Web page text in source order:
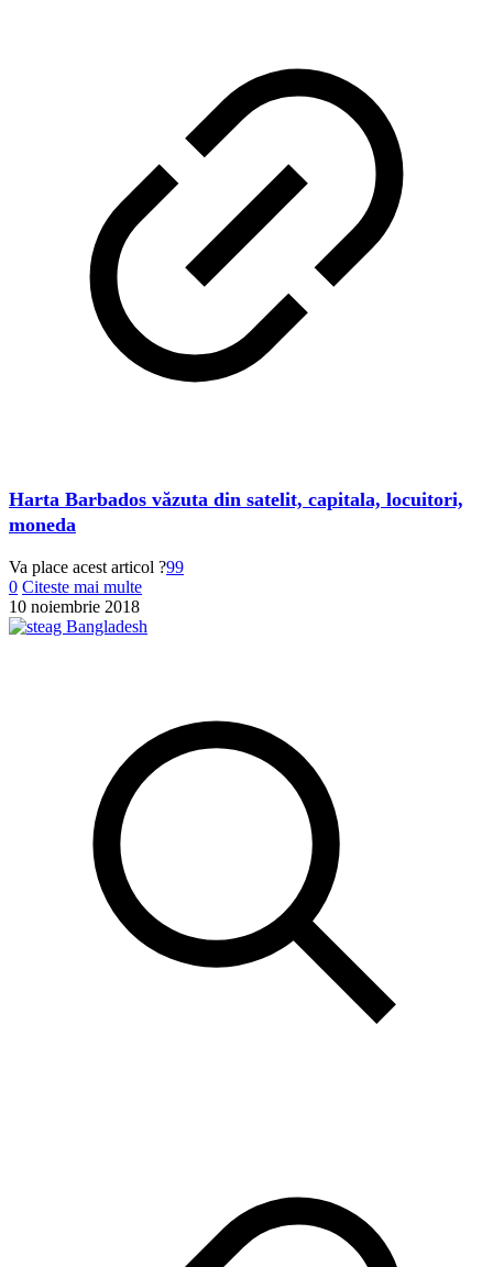
Harta Barbados văzuta din satelit, capitala, locuitori,
moneda
Va place acest articol ?99
0 Citeste mai multe
10 noiembrie 2018